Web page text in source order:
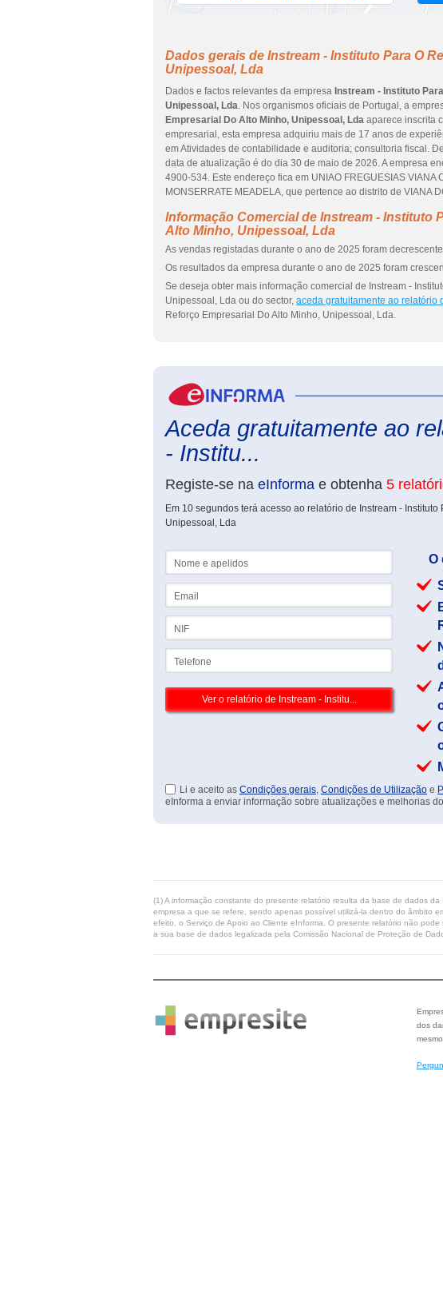
Dados gerais de Instream - Instituto Para O
Unipessoal, Lda
Dados e factos relevantes da empresa Instream - Instituto
Unipessoal, Lda. Nos organismos oficiais de Portugal, a
Empresarial Do Alto Minho, Unipessoal, Lda aparece inscrita
empresarial, esta empresa adquiriu mais de 17 anos de
em Atividades de contabilidade e auditoria; consultoria fiscal.
data de atualização é do dia 30 de maio de 2026. A empresa
4900-534. Este endereço fica em UNIAO FREGUESIAS VIANA
MONSERRATE MEADELA, que pertence ao distrito de VIANA
Informação Comercial de Instream - Instituto
Alto Minho, Unipessoal, Lda
As vendas registadas durante o ano de 2025 foram
Os resultados da empresa durante o ano de 2025 foram
Se deseja obter mais informação comercial de Instream -
Unipessoal, Lda ou do sector, aceda gratuitamente ao relatório
Reforço Empresarial Do Alto Minho, Unipessoal, Lda.
Aceda gratuitamente ao
- Institu...
Registe-se na eInforma e obtenha 5
Em 10 segundos terá acesso ao relatório de Instream -
Unipessoal, Lda
O
Li e aceito as Condições gerais, Condições de Utilização e
eInforma a enviar informação sobre atualizações e melhorias
(1) A informação constante do presente relatório resulta da base de dados
empresa a que se refere, sendo apenas possível utilizá-la dentro do âmbito
efeito, o Serviço de Apoio ao Cliente eInforma. O presente relatório não
a sua base de dados legalizada pela Comissão Nacional de Proteção de
dos
mesmo.